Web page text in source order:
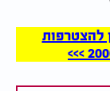
להצטרפות